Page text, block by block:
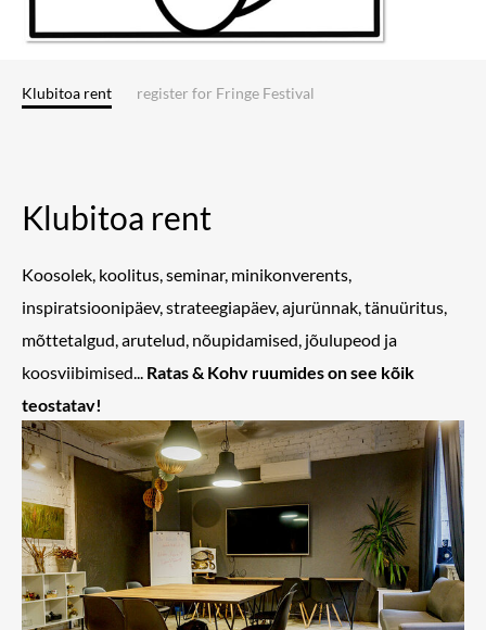
Klubitoa rent register for Fringe Festival
Klubitoa rent
Koosolek, koolitus, seminar, minikonverents,
inspiratsioonipäev, strateegiapäev, ajurünnak, tänuüritus,
mõttetalgud, arutelud, nõupidamised, jõulupeod ja
koosviibimised... Ratas & Kohv ruumides on see kõik
teostatav!